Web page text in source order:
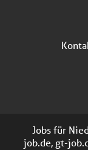
Jobs für
job.de, gt-